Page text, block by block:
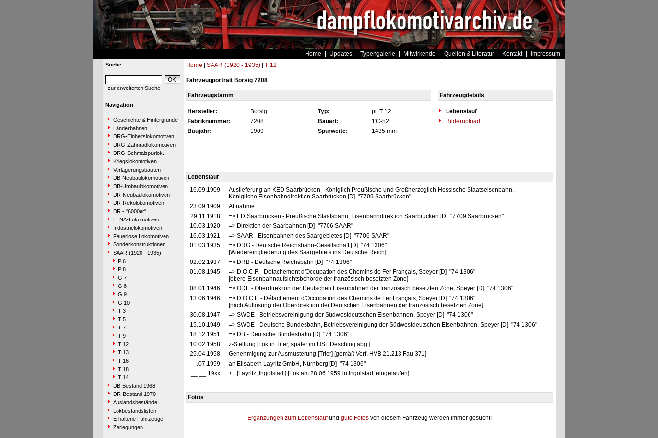
Home Updates Typengalerie Mitwirkende Quellen & Literatur Kontakt Impressum
Suche
zur erweiterten Suche
Navigation
Geschichte & Hintergründe
Länderbahnen
DRG-Einheitslokomotiven
DRG-Zahnradlokomotiven
DRG-Schmalspurlok.
Kriegslokomotiven
Verlagerungsbauten
DB-Neubaulokomotiven
DB-Umbaulokomotiven
DR-Neubaulokomotiven
DR-Rekolokomotiven
DR - "6000er"
ELNA-Lokomotiven
Industrielokomotiven
Feuerlose Lokomotiven
Sonderkonstruktionen
SAAR (1920 - 1935)
P 6
P 8
G 7
G 8
G 9
G 10
T 3
T 5
T 7
T 9
T 12
T 13
T 16
T 18
T 14
DB-Bestand 1968
DR-Bestand 1970
Auslandsbestände
Lokbestandslisten
Erhaltene Fahrzeuge
Zerlegungen
Home SAAR (1920 - 1935)| T 12
Fahrzeugportrait Borsig 7208
Fahrzeugstamm Fahrzeugdetails
Hersteller: Borsig Typ: pr. T 12
Lebenslauf
Fabriknummer:
7208 Bauart: 1'C-h2t
Bilderupload
Baujahr:
1909 Spurweite: 1435 mm
Lebenslauf
16.09.1909
Auslieferung an KED Saarbrücken - Königlich Preußische und Großherzoglich Hessische Staatseisenbahn,
Königliche Eisenbahndirektion Saarbrücken [D] "7709 Saarbrücken"
23.09.1909
Abnahme
29.11.1918
=> ED Saarbrücken - Preußische Staatsbahn, Eisenbahndirektion Saarbrücken [D] "7709 Saarbrücken"
10.03.1920
=> Direktion der Saarbahnen [D] "7706 SAAR"
16.03.1921
=> SAAR - Eisenbahnen des Saargebietes [D] "7706 SAAR"
01.03.1935
=> DRG - Deutsche Reichsbahn-Gesellschaft [D] "74 1306"
[Wiedereingliederung des Saargebiets ins Deutsche Reich]
02.02.1937
=> DRB - Deutsche Reichsbahn [D] "74 1306"
01.08.1945
=> D.O.C.F. - Détachement d'Occupation des Chemins de Fer Français, Speyer [D] "74 1306"
[obere Eisenbahnaufsichtsbehörde der französisch besetzten Zone]
08.01.1946
=> ODE - Oberdirektion der Deutschen Eisenbahnen der französisch besetzten Zone, Speyer [D] "74 1306"
13.06.1946
=> D.O.C.F. - Détachement d'Occupation des Chemins de Fer Français, Speyer [D] "74 1306"
[nach Auflösung der Oberdirektion der Deutschen Eisenbahnen der französisch besetzten Zone]
30.08.1947
=> SWDE - Betriebsvereinigung der Südwestdeutschen Eisenbahnen, Speyer [D] "74 1306"
15.10.1949
=> SWDE - Deutsche Bundesbahn, Betriebsvereinigung der Südwestdeutschen Eisenbahnen, Speyer [D] "74 1306"
18.12.1951
=> DB - Deutsche Bundesbahn [D] "74 1306"
10.02.1958
z-Stellung [Lok in Trier, später im HSL Desching abg.]
25.04.1958
Genehmigung zur Ausmusterung [Trier] [gemäß Verf. HVB 21.213 Fau 371]
__.07.1959
an Elisabeth Layritz GmbH, Nürnberg [D] "74 1306"
__.__.19xx
++ [Layritz, Ingolstadt] [Lok am 28.06.1959 in Ingolstadt eingelaufen]
Fotos
Ergänzungen zum Lebenslaufund gute Fotos von diesem Fahrzeug werden immer gesucht!